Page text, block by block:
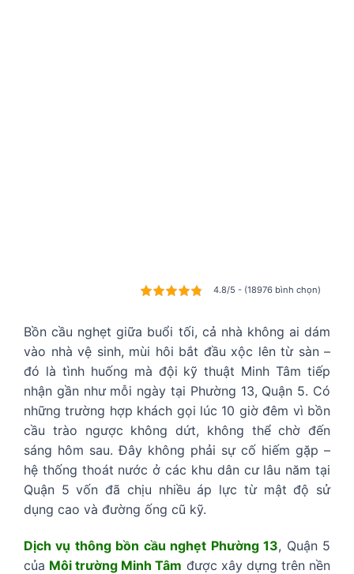
4.8/5 - (18976 bình chọn)
Bồn cầu nghẹt giữa buổi tối, cả nhà không ai dám
vào nhà vệ sinh, mùi hôi bắt đầu xộc lên từ sàn –
đó là tình huống mà đội kỹ thuật Minh Tâm tiếp
nhận gần như mỗi ngày tại Phường 13, Quận 5. Có
những trường hợp khách gọi lúc 10 giờ đêm vì bồn
cầu trào ngược không dứt, không thể chờ đến
sáng hôm sau. Đây không phải sự cố hiếm gặp –
hệ thống thoát nước ở các khu dân cư lâu năm tại
Quận 5 vốn đã chịu nhiều áp lực từ mật độ sử
dụng cao và đường ống cũ kỹ.
Dịch vụ thông bồn cầu nghẹt Phường 13, Quận 5
của Môi trường Minh Tâm được xây dựng trên nền